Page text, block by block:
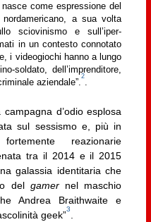
come espressione del
nordamericano, a sua volta
sciovinismo e sull’iper-
in un contesto connotato
i videogiochi hanno a lungo
soldato, dell’imprenditore,
aziendale”.
2
.
d’odio esplosa
sul sessismo e, più in
reazionarie
tra il 2014 e il 2015
galassia identitaria che
del gamernel maschio
Andrea Braithwaite e
geek”
3
.